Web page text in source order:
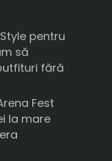
pentru
să
fără
Fest
la mare